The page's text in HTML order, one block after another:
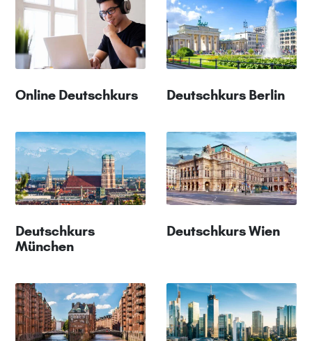
Online Deutschkurs Deutschkurs Berlin
Deutschkurs
München
Deutschkurs Wien